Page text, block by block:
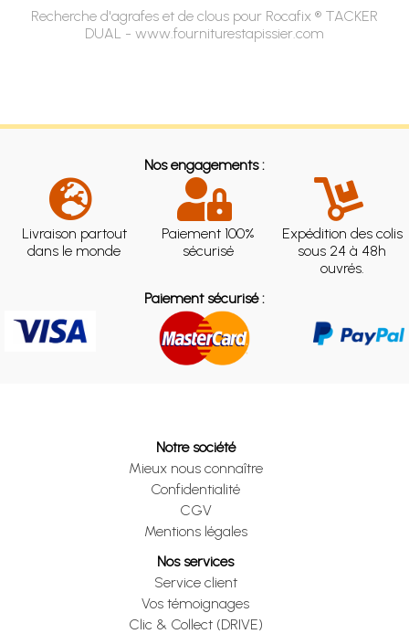
Recherche d'agrafes et de clous pour Rocafix ® TACKER
DUAL - www.fourniturestapissier.com
Nos engagements :
Livraison partout
dans le monde
Paiement 100%
sécurisé
Expédition des colis
sous 24 à 48h
ouvrés.
Paiement sécurisé :
Notre société
Mieux nous connaître
Confidentialité
CGV
Mentions légales
Nos services
Service client
Vos témoignages
Clic & Collect (DRIVE)